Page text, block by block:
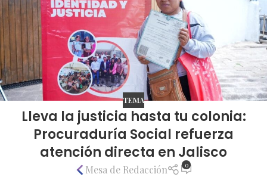
TEMA
Lleva la justicia hasta tu colonia:
Procuraduría Social refuerza
atención directa en Jalisco
Mesa de Redacción 0